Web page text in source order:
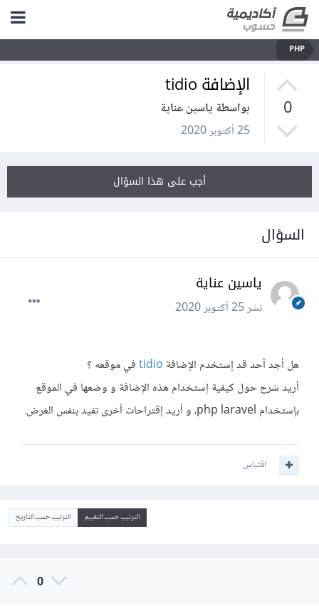
PHP
0
الإضافة tidio
بواسطة ياسين عناية
25 أكتوبر 2020
أجب على هذا السؤال
السؤال
ياسين عناية
نشر25 أكتوبر 2020
هل أجد أحد قد إستخدم الإضافة tidio في موقعه ؟
أريد شرح حول كيفية إستخدام هذه الإضافة و وضعها في الموقع
بإستخدام php laravel، و أريد إقتراحات أخرى تفيد بنفس الغرض.
اقتباس
الترتيب حسب التقييم الترتيب حسب التاريخ
0